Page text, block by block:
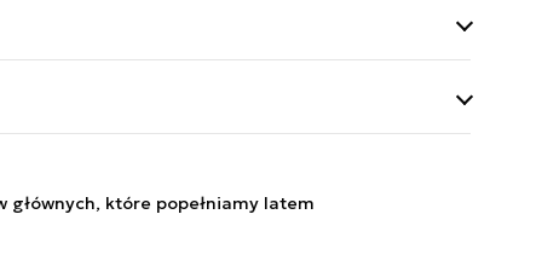
Jednym z jego
magazyny
biznesowe,
W
głównych, które popełniamy latem